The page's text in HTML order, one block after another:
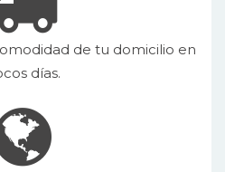
de tu domicilio en
días.